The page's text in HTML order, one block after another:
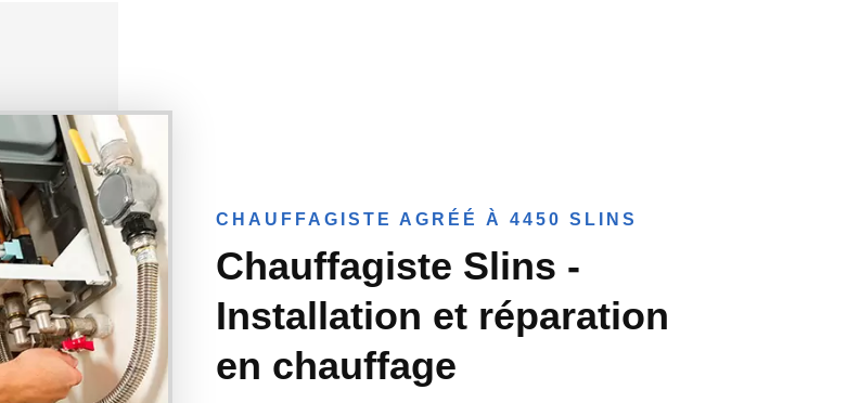
CHAUFFAGISTE AGRÉÉ À 4450 SLINS
Chauffagiste Slins -
Installation et réparation
en chauffage